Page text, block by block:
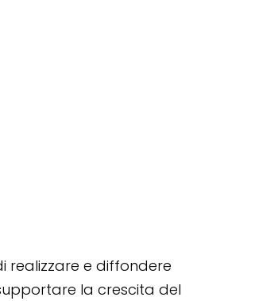
realizzare e diffondere
la crescita del